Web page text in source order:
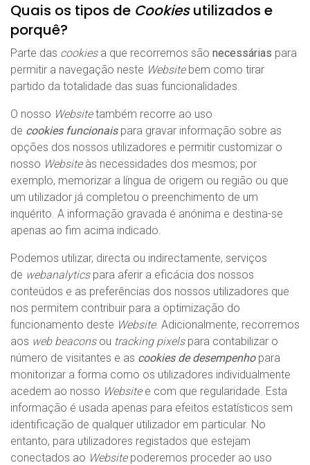
Quais os tipos de Cookiesutilizados e
porquê?
Parte das cookies a que recorremos são necessárias para
permitir a navegação neste Website bem como tirar
partido da totalidade das suas funcionalidades.
O nosso Websitetambém recorre ao uso
de cookies funcionaispara gravar informação sobre as
opções dos nossos utilizadores e permitir customizar o
nosso Website às necessidades dos mesmos; por
exemplo, memorizar a língua de origem ou região ou que
um utilizador já completou o preenchimento de um
inquérito. A informação gravada é anónima e destina-se
apenas ao fim acima indicado.
Podemos utilizar, directa ou indirectamente, serviços
de webanalytics para aferir a eficácia dos nossos
conteúdos e as preferências dos nossos utilizadores que
nos permitem contribuir para a optimização do
funcionamento deste Website. Adicionalmente, recorremos
aos web beaconsou tracking pixelspara contabilizar o
número de visitantes e as cookies de desempenhopara
monitorizar a forma como os utilizadores individualmente
acedem ao nosso Website e com que regularidade. Esta
informação é usada apenas para efeitos estatísticos sem
identificação de qualquer utilizador em particular. No
entanto, para utilizadores registados que estejam
conectados ao Website poderemos proceder ao uso